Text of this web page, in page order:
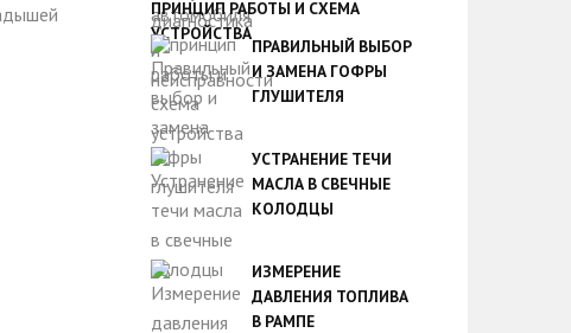
ПРИНЦИП РАБОТЫ И СХЕМА
УСТРОЙСТВА
ПРАВИЛЬНЫЙ ВЫБОР
И ЗАМЕНА ГОФРЫ
ГЛУШИТЕЛЯ
УСТРАНЕНИЕ ТЕЧИ
МАСЛА В СВЕЧНЫЕ
КОЛОДЦЫ
ИЗМЕРЕНИЕ
ДАВЛЕНИЯ ТОПЛИВА
В РАМПЕ